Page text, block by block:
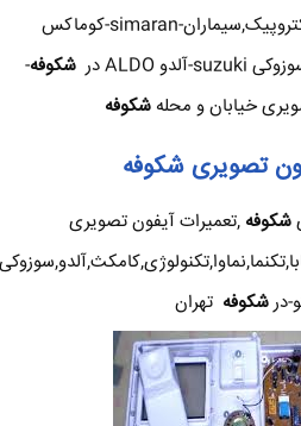
آیفون تصویری تابا-tabaالکتروپیک,سیماران-simaran-کوماکس
شکوفه-
خیابان و محلهشکوفه
تصویریشکوفه
شکوفه ,تعمیرات آیفون تصویری
درشکوفه تهران